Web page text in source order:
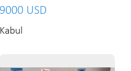
9000 USD
Kabul